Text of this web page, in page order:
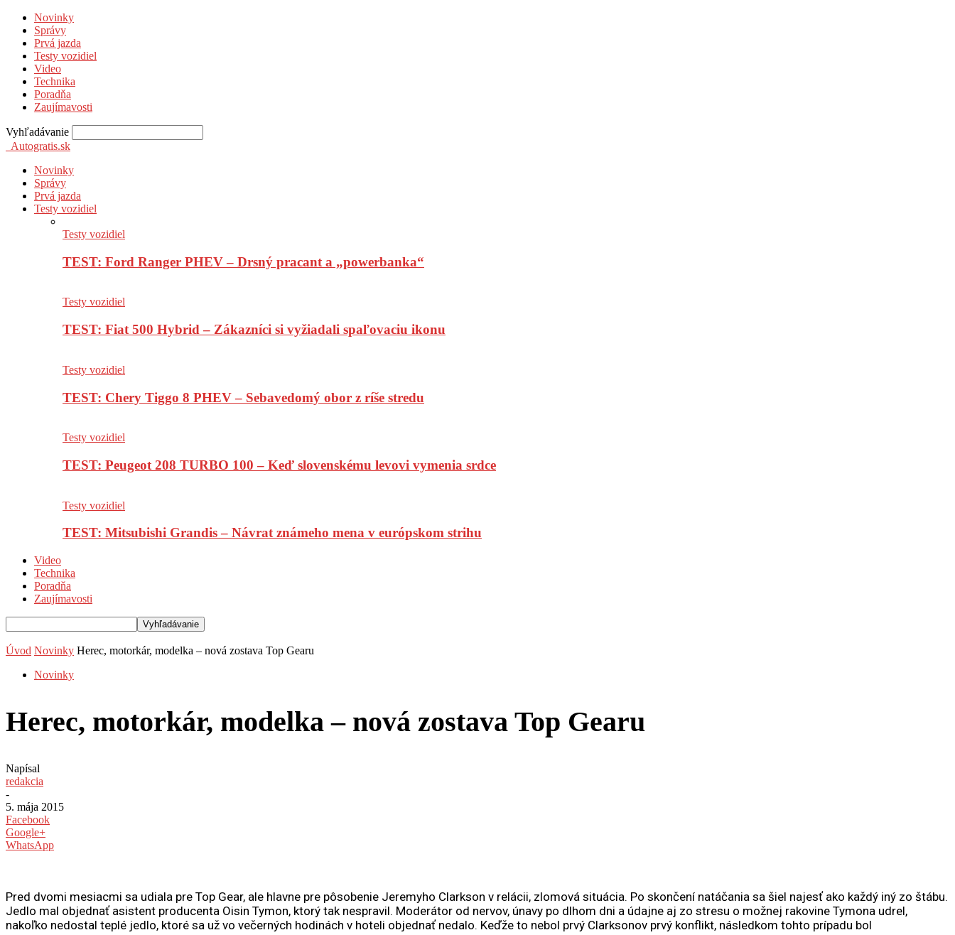
Novinky
Správy
Prvá jazda
Testy vozidiel
Video
Technika
Poradňa
Zaujímavosti
Vyhľadávanie
Autogratis.sk
Novinky
Správy
Prvá jazda
Testy vozidiel
Testy vozidiel
TEST: Ford Ranger PHEV – Drsný pracant a „powerbanka“
Testy vozidiel
TEST: Fiat 500 Hybrid – Zákazníci si vyžiadali spaľovaciu ikonu
Testy vozidiel
TEST: Chery Tiggo 8 PHEV – Sebavedomý obor z ríše stredu
Testy vozidiel
TEST: Peugeot 208 TURBO 100 – Keď slovenskému levovi vymenia srdce
Testy vozidiel
TEST: Mitsubishi Grandis – Návrat známeho mena v európskom strihu
Video
Technika
Poradňa
Zaujímavosti
Úvod Novinky Herec, motorkár, modelka – nová zostava Top Gearu
Novinky
Herec, motorkár, modelka – nová zostava Top Gearu
Napísal
redakcia
-
5. mája 2015
Facebook
Google+
WhatsApp
Pred dvomi mesiacmi sa udiala pre Top Gear, ale hlavne pre pôsobenie Jeremyho Clarkson v relácii, zlomová situácia. Po skončení natáčania sa šiel najesť ako každý iný zo štábu.
Jedlo mal objednať asistent producenta Oisin Tymon, ktorý tak nespravil. Moderátor od nervov, únavy po dlhom dni a údajne aj zo stresu o možnej rakovine Tymona udrel,
nakoľko nedostal teplé jedlo, ktoré sa už vo večerných hodinách v hoteli objednať nedalo. Keďže to nebol prvý Clarksonov prvý konflikt, následkom tohto prípadu bol